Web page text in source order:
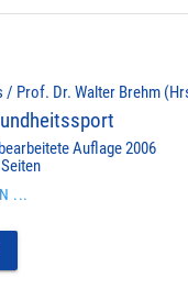
/ Prof. Dr. Walter Brehm
Auflage 2006
...